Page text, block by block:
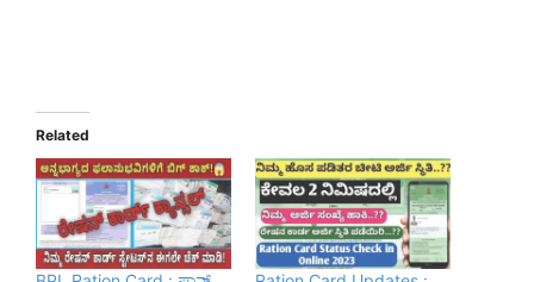
Related